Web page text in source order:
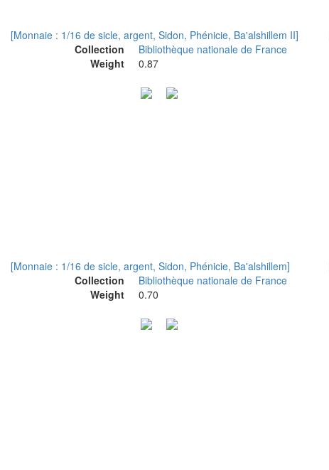
[Monnaie : 1/16 de sicle, argent, Sidon, Phénicie, Ba'alshillem II]
Collection
Bibliothèque nationale de France
Weight
0.87
[Monnaie : 1/16 de sicle, argent, Sidon, Phénicie, Ba'alshillem]
Collection
Bibliothèque nationale de France
Weight
0.70